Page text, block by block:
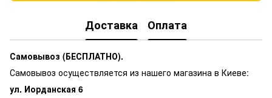
Доставка Оплата
Самовывоз (БЕСПЛАТНО).
Самовывоз осуществляется из нашего магазина в Киеве:
ул. Иорданская 6